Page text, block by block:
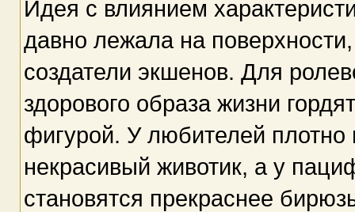
Идея с влиянием
давно лежала на
создатели экшенов. Для
здорового образа жизни
фигурой. У любителей плотно
некрасивый животик, а у
становятся прекраснее